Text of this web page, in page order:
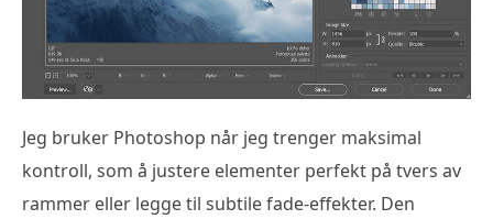
Jeg bruker Photoshop når jeg trenger maksimal
kontroll, som å justere elementer perfekt på tvers av
rammer eller legge til subtile fade-effekter. Den